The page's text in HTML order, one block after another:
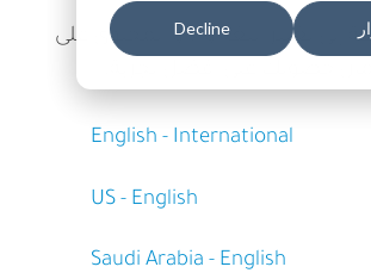
Decline
إلى تغيير اللغة و / أو المحتوى على
English - International
US - English
Saudi Arabia - English